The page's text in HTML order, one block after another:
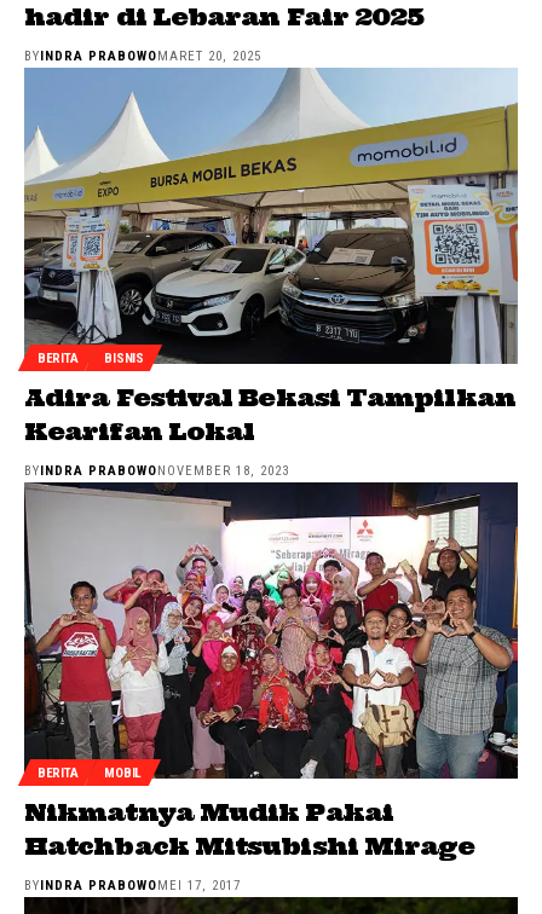
hadir di Lebaran Fair 2025
BY INDRA PRABOWO MARET 20, 2025
BERITA BISNIS
Adira Festival Bekasi Tampilkan
Kearifan Lokal
BY INDRA PRABOWO NOVEMBER 18, 2023
BERITA MOBIL
Nikmatnya Mudik Pakai
Hatchback Mitsubishi Mirage
BYINDRA PRABOWOMEI 17, 2017